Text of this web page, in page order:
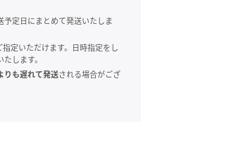
定日にまとめて発送いたしま
定いただけます。日時指定をし
します。
りも遅れて発送される場合がござ